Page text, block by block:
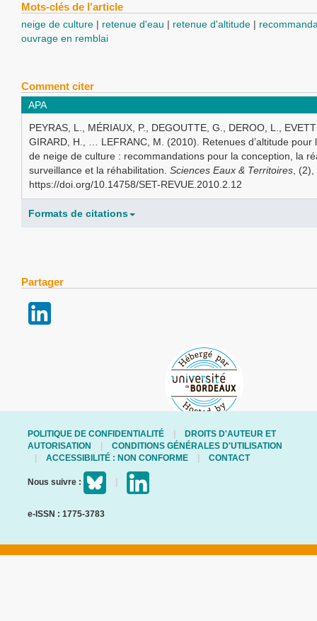
Mots-clés de l'article
neige de culture retenue d'eau retenue d'altitude
ouvrage en remblai
Comment citer
APA
PEYRAS, L., MÉRIAUX, P., DEGOUTTE, G., DEROO, L.,
GIRARD, H., … LEFRANC, M. (2010). Retenues d’altitude pour
de neige de culture : recommandations pour la conception, la
surveillance et la réhabilitation. Sciences Eaux & Territoires, (2),
https://doi.org/10.14758/SET-REVUE.2010.2.12
Formats de citations
Partager
POLITIQUE DE CONFIDENTIALITÉ
DROITS D'AUTEUR ET
AUTORISATION
CONDITIONS GÉNÉRALES D'UTILISATION
ACCESSIBILITÉ : NON CONFORME
CONTACT
Nous suivre :
e-ISSN : 1775-3783